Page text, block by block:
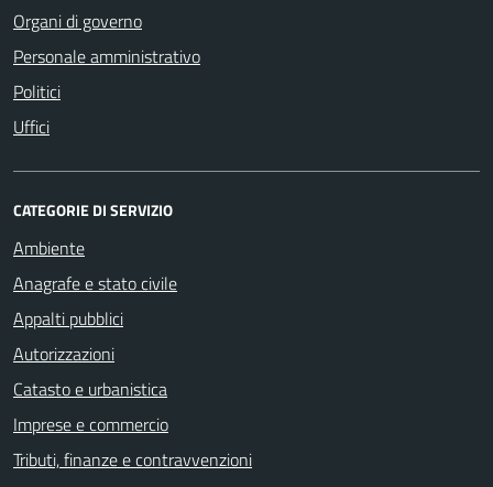
Organi di governo
Personale amministrativo
Politici
Uffici
CATEGORIE DI SERVIZIO
Ambiente
Anagrafe e stato civile
Appalti pubblici
Autorizzazioni
Catasto e urbanistica
Imprese e commercio
Tributi, finanze e contravvenzioni